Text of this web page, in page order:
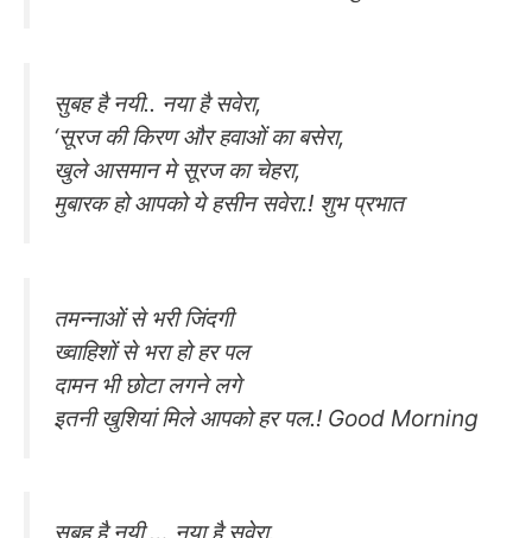
सुबह है नयी.. नया है सवेरा,
‘सूरज की किरण और हवाओं का बसेरा,
खुले आसमान मे सूरज का चेहरा,
मुबारक हो आपको ये हसीन सवेरा.! शुभ प्रभात
तमन्नाओं से भरी जिंदगी
ख्वाहिशों से भरा हो हर पल
दामन भी छोटा लगने लगे
इतनी खुशियां मिले आपको हर पल.! Good Morning